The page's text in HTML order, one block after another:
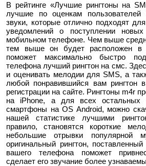
В рейтинге «Лучшие рингтоны на
лучшие по оценкам пользователей
звуки, которые отлично подходят
уведомлений о поступлении
мобильном телефоне. Чем выше
тем выше он будет расположен в
поможет максимально быстро
телефона лучший рингтон на смс.
и оценивать мелодии для SMS, а
любой понравившийся вам рингтон
регистрации на сайте. Рингтоны m4r
на iPhone, а для всех остальных
смартфоны на OS Android, можно
нашей статистике лучшими
правило, становятся короткие
небольшие отрывки популярной
оригинальный рингтон,
вашего телефона поможет
сделает его звучание более